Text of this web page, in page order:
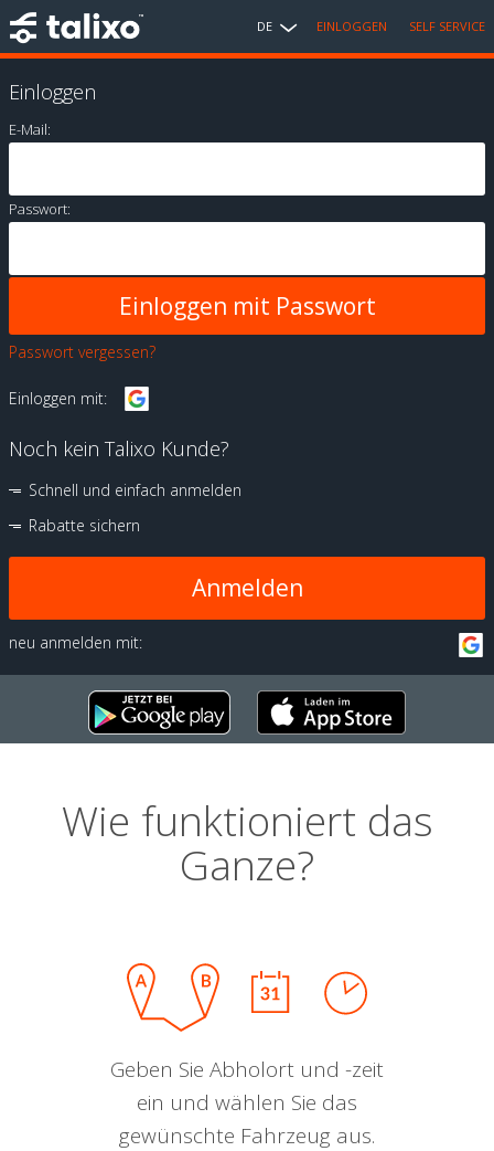
DE EINLOGGEN SELF SERVICE
Einloggen
E-Mail:
Passwort:
Passwort vergessen?
Einloggen mit:
Noch kein Talixo Kunde?
Schnell und einfach anmelden
Rabatte sichern
Anmelden
neu anmelden mit:
Wie funktioniert das
Ganze?
Geben Sie Abholort und -zeit
ein und wählen Sie das
gewünschte Fahrzeug aus.